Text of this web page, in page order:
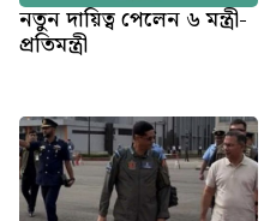
নতুন দায়িত্ব পেলেন ৬ মন্ত্রী-
প্রতিমন্ত্রী